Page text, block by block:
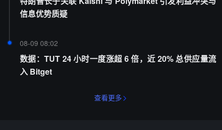
信息优势质疑
08-09 08:02
数据：TUT 24 小时一度涨超 6 倍，近 20% 总供应量流
入 Bitget
查看更多